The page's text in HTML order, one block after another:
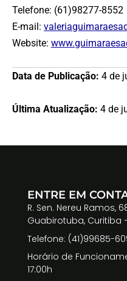
Telefone: (61)98277-8552
E-mail:
Website:
Data de Publicação: 4 de
Última Atualização: 4 de
ENTRE EM
R. Sen. Nereu Ramos,
Guabirotuba, Curitiba –
Telefone: (41)99685-
Horário de
17:00h